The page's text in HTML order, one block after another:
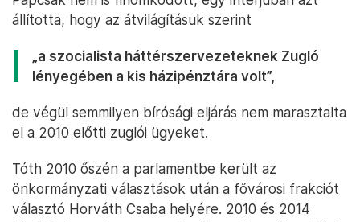
állította, hogy az átvilágításuk szerint
„a szocialista háttérszervezeteknek Zugló
lényegében a kis házipénztára volt”,
de végül semmilyen bírósági eljárás nem marasztalta
el a 2010 előtti zuglói ügyeket.
Tóth 2010 őszén a parlamentbe került az
önkormányzati választások után a fővárosi frakciót
választó Horváth Csaba helyére. 2010 és 2014